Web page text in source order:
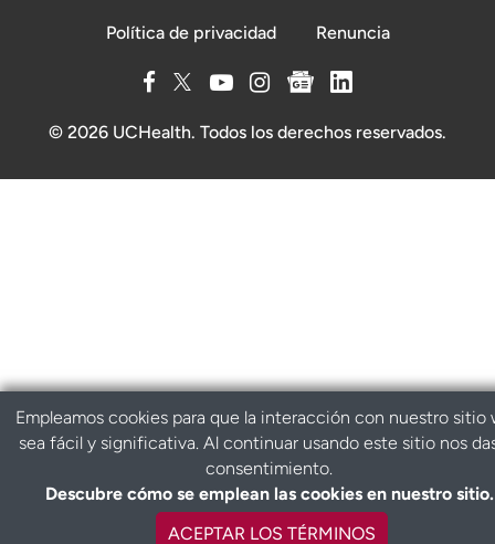
Política de privacidad Renuncia
© 2026 UCHealth. Todos los derechos reservados.
Empleamos cookies para que la interacción con nuestro sitio
sea fácil y significativa. Al continuar usando este sitio nos
consentimiento.
Descubre cómo se emplean las cookies en nuestro sitio.
ACEPTAR LOS TÉRMINOS